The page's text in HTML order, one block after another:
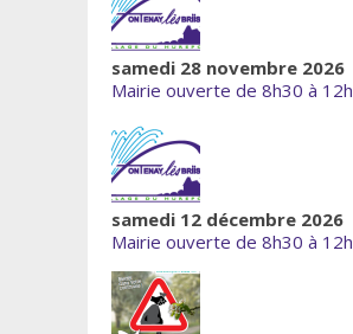
samedi 28 novembre 2026
Mairie ouverte de 8h30 à 12h
samedi 12 décembre 2026
Mairie ouverte de 8h30 à 12h